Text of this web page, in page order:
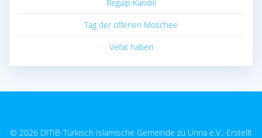
Regaip Kandili
Tag der offenen Moschee
Vefat haberi
© 2026 DITIB-Türkisch Islamische Gemeinde zu Unna e.V.. Erstellt